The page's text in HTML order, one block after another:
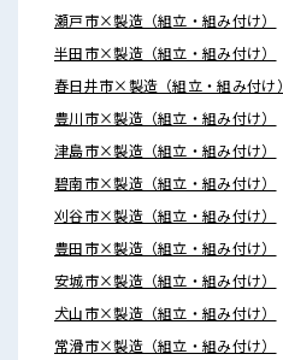
瀬戸市×製造（組立・組み付け）
半田市×製造（組立・組み付け）
春日井市×製造（組立・組み付け）
豊川市×製造（組立・組み付け）
津島市×製造（組立・組み付け）
碧南市×製造（組立・組み付け）
刈谷市×製造（組立・組み付け）
豊田市×製造（組立・組み付け）
安城市×製造（組立・組み付け）
犬山市×製造（組立・組み付け）
常滑市×製造（組立・組み付け）